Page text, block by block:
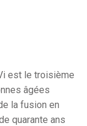
est le troisième
âgées
la fusion en
quarante ans